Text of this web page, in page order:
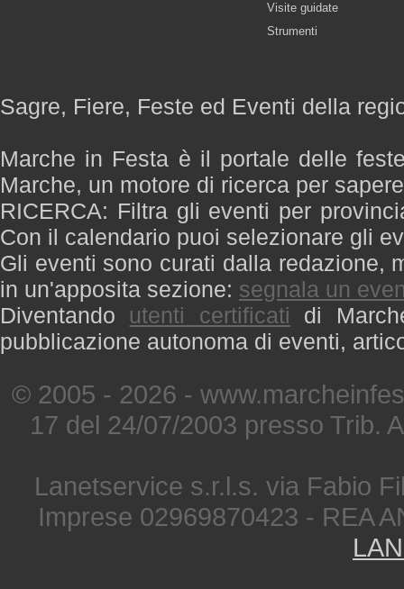
Visite guidate
Strumenti
Sagre, Fiere, Feste ed Eventi della
Marche in Festa è il portale delle
Marche, un motore di ricerca per
RICERCA: Filtra gli eventi per
Con il calendario puoi selezionare gli
Gli eventi sono curati dalla redazione,
in un'apposita sezione: segnala un
Diventando utenti certificati di
pubblicazione autonoma di eventi,
© 2005 - 2026 -
17 del 24/07/2003 presso Trib.
Lanetservice s.r.l.s. via Fabio
Imprese 02969870423 - REA